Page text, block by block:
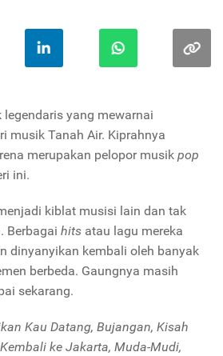
legendaris yang mewarnai
musik Tanah Air. Kiprahnya
merupakan pelopor musik pop
ini.
kiblat musisi lain dan tak
Berbagai hits atau lagu mereka
dinyanyikan kembali oleh banyak
berbeda. Gaungnya masih
sekarang.
Kau Datang, Bujangan, Kisah
ke Jakarta, Muda-Mudi,